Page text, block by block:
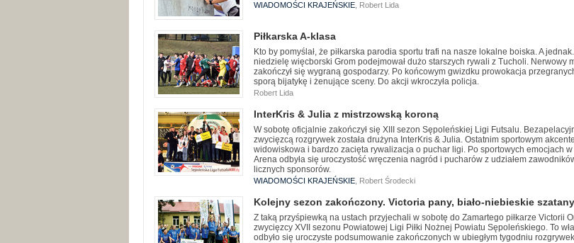
WIADOMOŚCI KRAJEŃSKIE , Robert Lida
Piłkarska A-klasa
Kto by pomyślał, że piłkarska parodia sportu trafi na nasze lokalne boiska. A
niedzielę więcborski Grom podejmował dużo starszych rywali z Tucholi. Nerwowy
zakończył się wygraną gospodarzy. Po końcowym gwizdku prowokacja
sporą bijatykę i żenujące sceny. Do akcji wkroczyła policja.
Robert Lida
InterKris & Julia z mistrzowską koroną
W sobotę oficjalnie zakończył się XIII sezon Sępoleńskiej Ligi Futsalu.
zwycięzcą rozgrywek została drużyna InterKris & Julia. Ostatnim sportowym
widowiskowa i bardzo zacięta rywalizacja o puchar ligi. Po sportowych emocjach
Arena odbyła się uroczystość wręczenia nagród i pucharów z udziałem
licznych sponsorów.
WIADOMOŚCI KRAJEŃSKIE , Robert Środecki
Kolejny sezon zakończony. Victoria pany, biało-niebieskie szatany
Z taką przyśpiewką na ustach przyjechali w sobotę do Zamartego piłkarze Victorii
zwycięzcy XVII sezonu Powiatowej Ligi Piłki Nożnej Powiatu Sępoleńskiego. To
odbyło się uroczyste podsumowanie zakończonych w ubiegłym tygodniu